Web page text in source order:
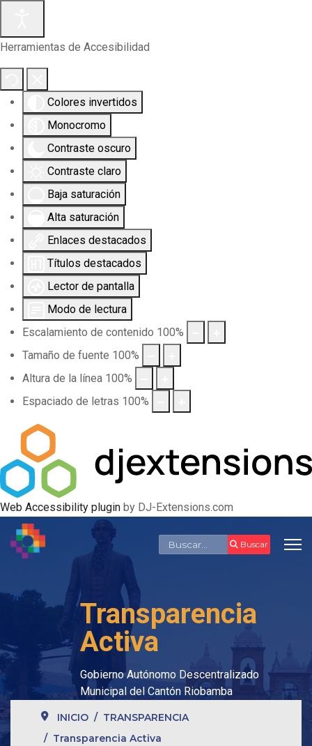
Herramientas de Accesibilidad
Colores invertidos
Monocromo
Contraste oscuro
Contraste claro
Baja saturación
Alta saturación
Enlaces destacados
Títulos destacados
Lector de pantalla
Modo de lectura
Escalamiento de contenido 100%
Tamaño de fuente 100%
Altura de la línea 100%
Espaciado de letras 100%
Web Accessibility plugin by DJ-Extensions.com
Buscar Buscar
Transparencia
Activa
Gobierno Autónomo Descentralizado
Municipal del Cantón Riobamba
INICIO
TRANSPARENCIA
Transparencia Activa